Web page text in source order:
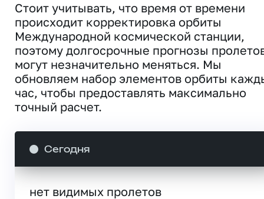
Стоит учитывать, что время от времени
происходит корректировка орбиты
Международной космической станции,
поэтому долгосрочные прогнозы
могут незначительно меняться. Мы
обновляем набор элементов орбиты
час, чтобы предоставлять максимально
точный расчет.
Сегодня
нет видимых пролетов